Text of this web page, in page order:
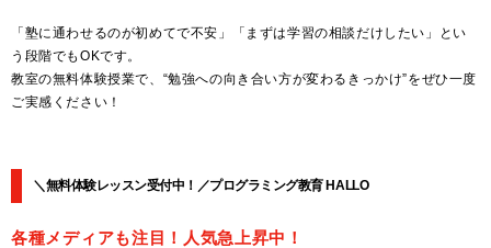
「塾に通わせるのが初めてで不安」「まずは学習の相談だけしたい」とい
う段階でもOKです。
教室の無料体験授業で、“勉強への向き合い方が変わるきっかけ”をぜひ一度
ご実感ください！
＼無料体験レッスン受付中！／プログラミング教育 HALLO
各種メディアも注目！人気急上昇中！